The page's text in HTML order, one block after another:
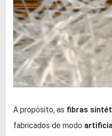
A propósito, as fibras
fabricados de modo